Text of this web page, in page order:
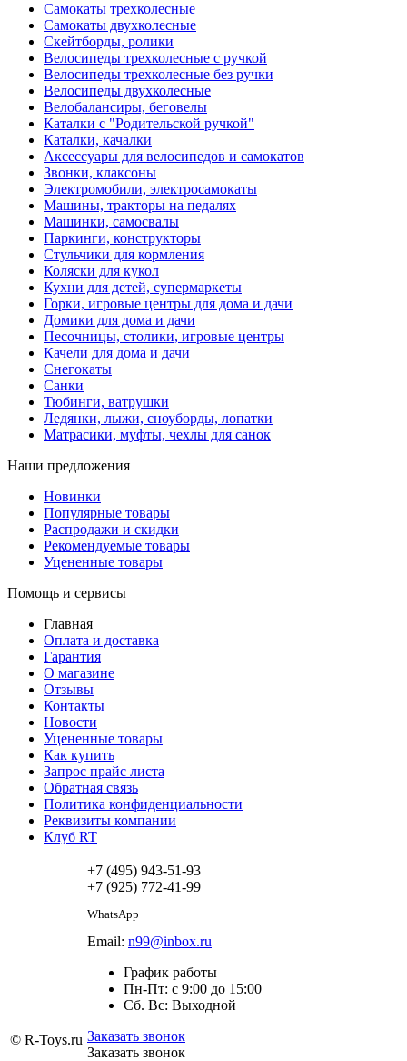
Самокаты трехколесные
Самокаты двухколесные
Скейтборды, ролики
Велосипеды трехколесные с ручкой
Велосипеды трехколесные без ручки
Велосипеды двухколесные
Велобалансиры, беговелы
Каталки с "Родительской ручкой"
Каталки, качалки
Аксессуары для велосипедов и самокатов
Звонки, клаксоны
Электромобили, электросамокаты
Машины, тракторы на педалях
Машинки, самосвалы
Паркинги, конструкторы
Стульчики для кормления
Коляски для кукол
Кухни для детей, супермаркеты
Горки, игровые центры для дома и дачи
Домики для дома и дачи
Песочницы, столики, игровые центры
Качели для дома и дачи
Снегокаты
Санки
Тюбинги, ватрушки
Ледянки, лыжи, сноуборды, лопатки
Матрасики, муфты, чехлы для санок
Наши предложения
Новинки
Популярные товары
Распродажи и скидки
Рекомендуемые товары
Уцененные товары
Помощь и сервисы
Главная
Оплата и доставка
Гарантия
О магазине
Отзывы
Контакты
Новости
Уцененные товары
Как купить
Запрос прайс листа
Обратная связь
Политика конфиденциальности
Реквизиты компании
Клуб RT
© R-Toys.ru
+7 (495) 943-51-93
+7 (925) 772-41-99
WhatsApp
Email: n99@inbox.ru
График работы
Пн-Пт: с 9:00 до 15:00
Сб. Вс: Выходной
Заказать звонок
Заказать звонок